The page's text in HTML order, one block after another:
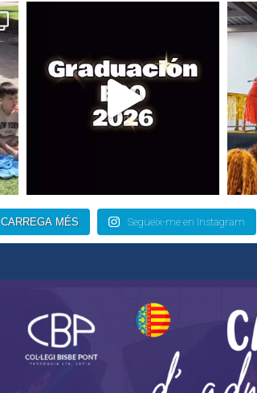
CARREGA MÉS Segueix-me en Instagram